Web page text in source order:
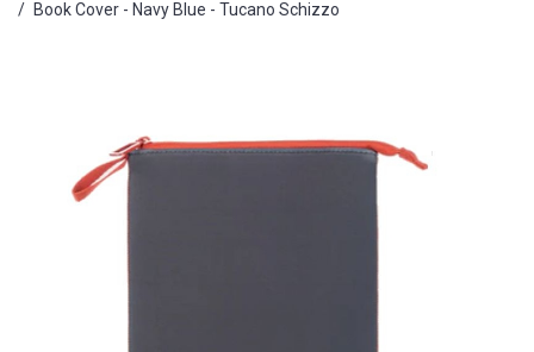
/ Book Cover - Navy Blue - Tucano Schizzo